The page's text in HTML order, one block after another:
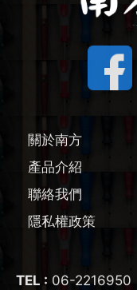
刻磨機 / 配件
線鋸機 / 軍刀鋸
磨切機 / 配件
電鉋 / 配件
鎚鑽 / 配件
氣動工具
關於南方
產品介紹
聯絡我們
隱私權政策
TEL : 06-2216950